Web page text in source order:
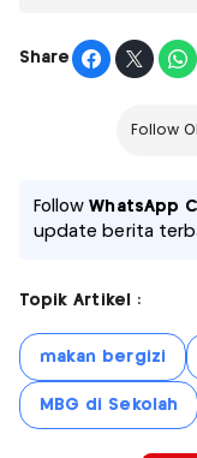
Share
Follow
FollowWhatsApp
update berita
Topik Artikel :
makan bergizi
MBG di Sekolah